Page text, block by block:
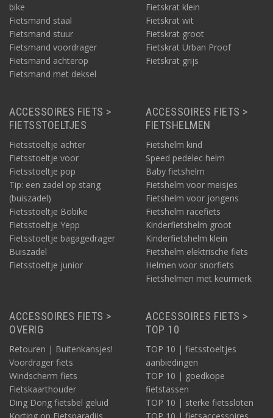
bike
Fietsmand staal
Fietsmand stuur
Fietsmand voordrager
Fietsmand achterop
Fietsmand met deksel
Fietskrat klein
Fietskrat wit
Fietskrat groot
Fietskrat Urban Proof
Fietskrat grijs
ACCESSOIRES FIETS >
FIETSSTOELTJES
Fietsstoeltje achter
Fietsstoeltje voor
Fietsstoeltje pop
Tip: een zadel op stang
(buiszadel)
Fietsstoeltje Bobike
Fietsstoeltje Yepp
Fietsstoeltje bagagedrager
Buiszadel
Fietsstoeltje junior
ACCESSOIRES FIETS >
FIETSHELMEN
Fietshelm kind
Speed pedelec helm
Baby fietshelm
Fietshelm voor meisjes
Fietshelm voor jongens
Fietshelm racefiets
Kinderfietshelm groot
Kinderfietshelm klein
Fietshelm elektrische fiets
Helmen voor snorfiets
Fietshelmen met keurmerk
ACCESSOIRES FIETS >
OVERIG
Retouren | Buitenkansjes!
Voordrager fiets
Windscherm fiets
Fietskaarthouder
Ding Dong fietsbel geluid
Korting op Fietsparadijs
ACCESSOIRES FIETS >
TOP 10
TOP 10 | fietsstoeltjes
aanbiedingen
TOP 10 | goedkope
fietstassen
TOP 10 | sterke fietssloten
TOP 10 | fietsaccessoires